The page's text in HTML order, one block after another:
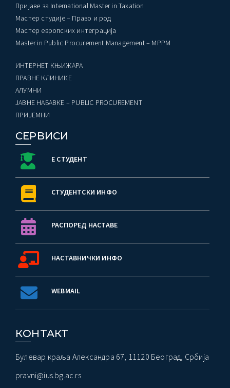
Пријаве за International Master in Taxation
Мастер студије – Право и род
Мастер европских интеграција
Master in Public Procurement Management – MPPM
ИНТЕРНЕТ КЊИЖАРА
ПРАВНЕ КЛИНИКЕ
AЛУМНИ
ЈАВНЕ НАБАВКЕ – PUBLIC PROCUREMENT
ПРИЈЕМНИ
СЕРВИСИ
Е СТУДЕНТ
СТУДЕНТСКИ ИНФО
РАСПОРЕД НАСТАВЕ
НАСТАВНИЧКИ ИНФО
WEBMAIL
КОНТАКТ
Булевар краља Александра 67, 11120 Београд, Србија
pravni@ius.bg.ac.rs